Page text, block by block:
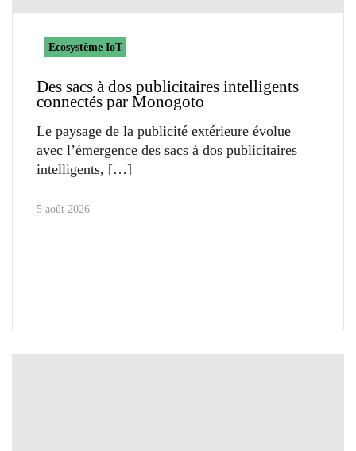
Ecosystème IoT
Des sacs à dos publicitaires intelligents
connectés par Monogoto
Le paysage de la publicité extérieure évolue
avec l’émergence des sacs à dos publicitaires
intelligents,
5 août 2026